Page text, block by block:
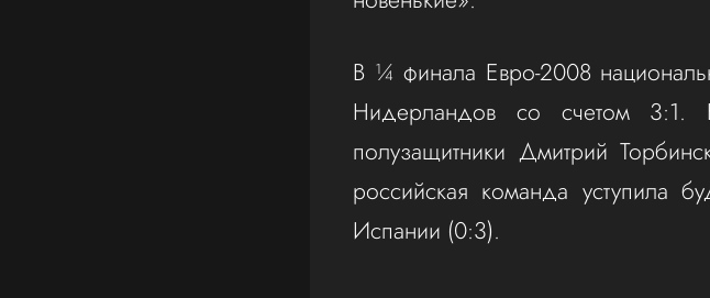
В ¼ финала Евро-2008
Нидерландов со счетом 3:1.
полузащитники Дмитрий
российская команда уступила
Испании (0:3).